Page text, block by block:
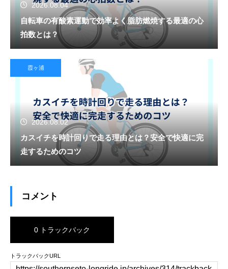
2026.08.04
自転車の有酸素運動で効率よく脂肪燃焼する最適の心
拍数とは？
霞ヶ浦
2026.08.02
カスイチを時計回りで走る理由とは？安全で快適に完
走するためのコツ
コメント
0 トラックバック
トラックバックURL